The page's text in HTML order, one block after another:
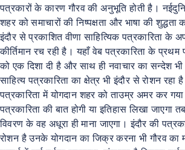
पत्रकारों के कारण गौरव की अनुभूति होती है।
शहर को समाचारों की निष्पक्षता और भाषा की शुद्धता
इंदौर से प्रकाशित वीणा साहित्यिक पत्रकारिता के
कीर्तिमान रच रही है। यहाँ वेब पत्रकारिता के प्रथम
को एक दिशा दी है और साथ ही नवाचार का सन्देश
साहित्य पत्रकारिता का क्षेत्र भी इंदौर से रोशन रहा
पत्रकारिता में योगदान शहर को ताउम्र अमर कर
पत्रकारिता की बात होगी या इतिहास लिखा जाएगा
विवरण के वह अधूरा ही माना जाएगा। इंदौर की
रोशन है उनके योगदान का जिक्र करना भी गौरव का